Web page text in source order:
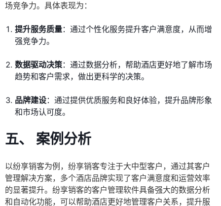
场竞争力。具体表现为：
提升服务质量：通过个性化服务提升客户满意度，从而增
强竞争力。
数据驱动决策：通过数据分析，帮助酒店更好地了解市场
趋势和客户需求，做出更科学的决策。
品牌建设：通过提供优质服务和良好体验，提升品牌形象
和市场认可度。
五、 案例分析
以纷享销客为例，纷享销客专注于大中型客户，通过其客户
管理解决方案，多个酒店品牌实现了客户满意度和运营效率
的显著提升。纷享销客的客户管理软件具备强大的数据分析
和自动化功能，可以帮助酒店更好地管理客户关系，提升服